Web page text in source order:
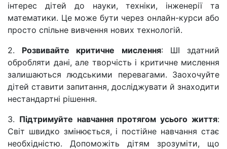
інтерес дітей до науки, техніки, інженерії та
математики. Це може бути через онлайн-курси або
просто спільне вивчення нових технологій.
2. Розвивайте критичне мислення: ШІ здатний
обробляти дані, але творчість і критичне мислення
залишаються людськими перевагами. Заохочуйте
дітей ставити запитання, досліджувати й знаходити
нестандартні рішення.
3. Підтримуйте навчання протягом усього життя:
Світ швидко змінюється, і постійне навчання стає
необхідністю. Допоможіть дітям зрозуміти, що